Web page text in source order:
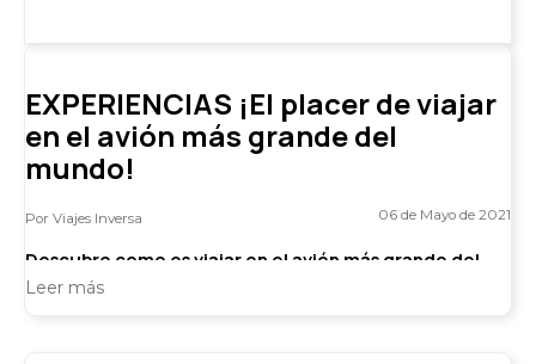
EXPERIENCIAS ¡El placer de viajar
en el avión más grande del
mundo!
Por Viajes Inversa 06 de Mayo de 2021
Descubre como es viajar en el avión más grande del
mundo
Leer más